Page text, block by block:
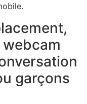
webcam
garçons